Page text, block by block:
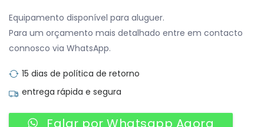
Equipamento disponível para aluguer.
Para um orçamento mais detalhado entre em contacto
connosco via WhatsApp.
15 dias de política de retorno
entrega rápida e segura
Falar por Whatsapp Agora